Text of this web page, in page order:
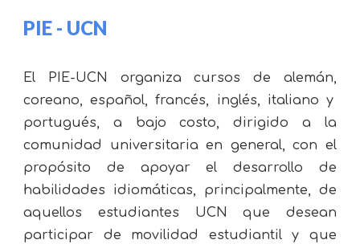
PIE - UCN
El PIE-UCN organiza cursos de alemán,
coreano, español,francés, inglés, italiano y
portugués, a bajo costo, dirigido a la
comunidad universitaria en general, con el
propósito de apoyar el desarrollo de
habilidades idiomáticas, principalmente, de
aquellos estudiantes UCN que desean
participar de movilidad estudiantil y que